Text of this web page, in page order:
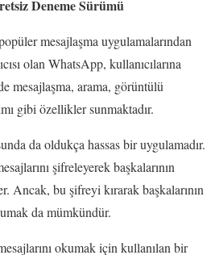
Deneme Sürümü
mesajlaşma uygulamalarından
olan WhatsApp, kullanıcılarına
mesajlaşma, arama, görüntülü
gibi özellikler sunmaktadır.
da oldukça hassas bir uygulamadır.
şifreleyerek başkalarının
Ancak, bu şifreyi kırarak başkalarının
da mümkündür.
okumak için kullanılan bir